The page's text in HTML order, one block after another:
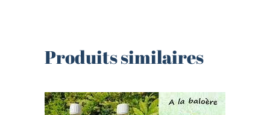
Produits similaires